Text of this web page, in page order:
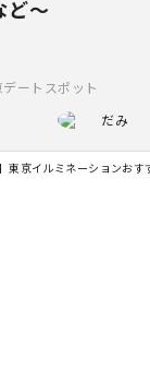
ど～
デートスポット
だみ
東京イルミネーションお